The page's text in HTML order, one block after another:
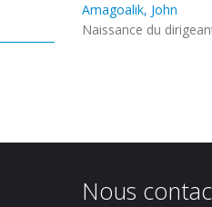
Amagoalik, John
Naissance du
Nous